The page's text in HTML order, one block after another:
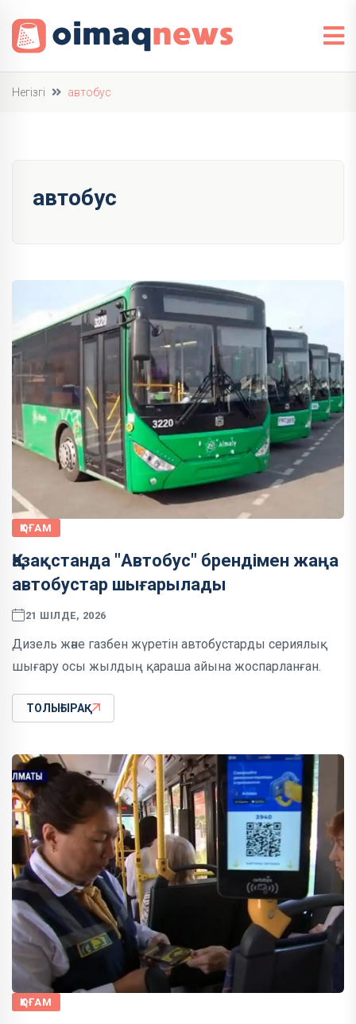
Негізгі автобус
автобус
ҚОҒАМ
Қазақстанда "Автобус" брендімен жаңа
автобустар шығарылады
21 ШІЛДЕ, 2026
Дизель және газбен жүретін автобустарды сериялық
шығару осы жылдың қараша айына жоспарланған.
ТОЛЫҒЫРАҚ
ҚОҒАМ